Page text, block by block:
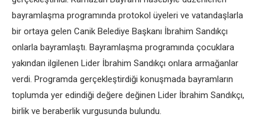
bayramlaşma programında protokol üyeleri ve vatandaşlarla
bir ortaya gelen Canik Belediye Başkanı İbrahim Sandıkçı
onlarla bayramlaştı. Bayramlaşma programında çocuklara
yakından ilgilenen Lider İbrahim Sandıkçı onlara armağanlar
verdi. Programda gerçekleştirdiği konuşmada bayramların
toplumda yer edindiği değere değinen Lider İbrahim Sandıkçı,
birlik ve beraberlik vurgusunda bulundu.